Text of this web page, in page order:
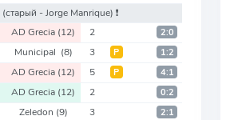
(старый - Jorge Manrique) ❗️
AD Grecia (12) 2 2:0
Municipal (8) 3 Р 1:2
AD Grecia (12) 5 Р 4:1
AD Grecia (12) 2 0:2
Zeledon (9) 3 2:1